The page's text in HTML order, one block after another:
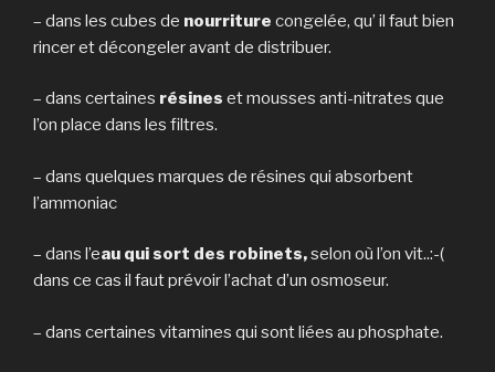
– dans les cubes de nourriture congelée, qu’ il faut bien
rincer et décongeler avant de distribuer.
– dans certaines résines et mousses anti-nitrates que
l’on place dans les filtres.
– dans quelques marques de résines qui absorbent
l’ammoniac
– dans l’eau qui sort des robinets,selon où l’on vit..:-(
dans ce cas il faut prévoir l’achat d’un osmoseur.
– dans certaines vitamines qui sont liées au phosphate.